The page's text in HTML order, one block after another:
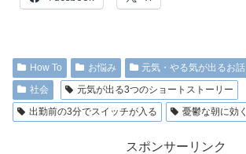
How To お悩み 元気・やる気が出るお話
社会
元気が出る3つのショートストーリー
出勤前の3分でスイッチが入る
憂鬱な朝に効く
スポンサーリンク